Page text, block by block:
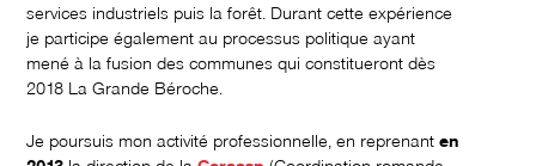
services industriels puis la forêt. Durant cette expérience
je participe également au processus politique ayant
mené à la fusion des communes qui constitueront dès
2018 La Grande Béroche.
Je poursuis mon activité professionnelle, en reprenanten